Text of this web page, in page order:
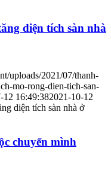
diện tích sàn nhà
uploads/2021/07/thanh-
mo-rong-dien-tich-san-
12 16:49:382021-10-12
diện tích sàn nhà ở
chuyển mình